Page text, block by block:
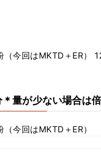
（今回はMKTD＋ER）
＊量が少ない場合は倍
今回はMKTD＋ER）